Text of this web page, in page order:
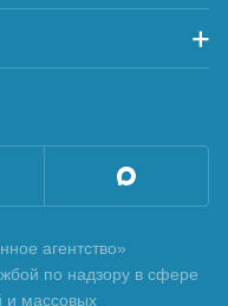
агентство»
по надзору в сфере
и массовых